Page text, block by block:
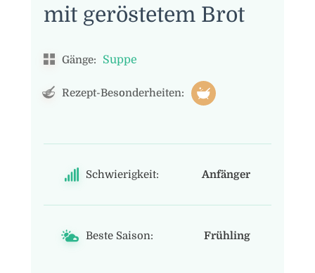
mit geröstetem Brot
Gänge: Suppe
Rezept-Besonderheiten:
Schwierigkeit: Anfänger
Beste Saison: Frühling